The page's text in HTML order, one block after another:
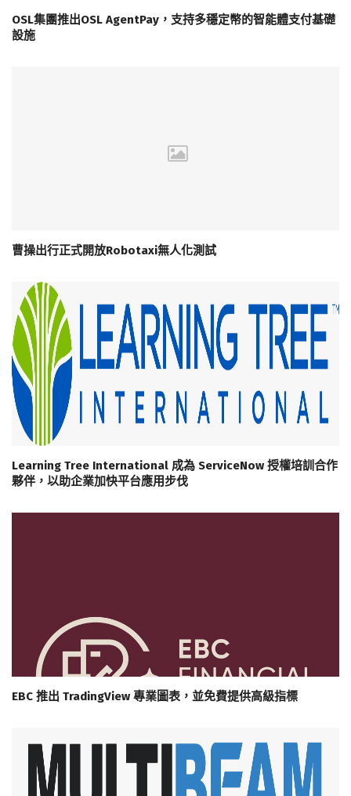
OSL集團推出OSL AgentPay，支持多穩定幣的智能體支付基礎
設施
曹操出行正式開放Robotaxi無人化測試
Learning Tree International 成為 ServiceNow 授權培訓合作
夥伴，以助企業加快平台應用步伐
EBC 推出 TradingView 專業圖表，並免費提供高級指標